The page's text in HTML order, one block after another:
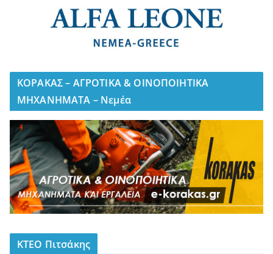
ΚΟΡΑΚΑΣ – ΑΓΡΟΤΙΚΑ & ΟΙΝΟΠΟΙΗΤΙΚΑ
ΜΗΧΑΝΗΜΑΤΑ – Νεμέα
ΚΤΕΟ Πιτσάκης